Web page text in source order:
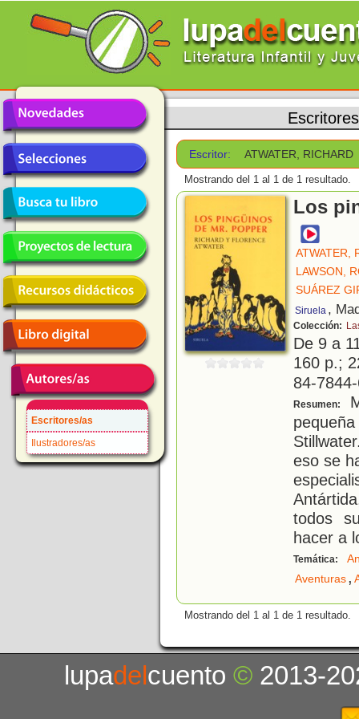
Escritores/as
Ilustradores/as
Escritores
Escritor: ATWATER, RICHARD
Mostrando del 1 al 1 de 1 resultado.
Los
ATWATER,
LAWSON,
SUÁREZ
Siruela ,
Colección:
De 9 a
160 p.;
84-
Resumen:
eso se
todos
hacer a
Temática:
Aventuras,
Mostrando del 1 al 1 de 1 resultado.
lupadelcuento© 2013-